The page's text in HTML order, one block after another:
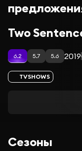
Two
6.2 5.7 5.6 2019
TVSHOWS
Сезоны